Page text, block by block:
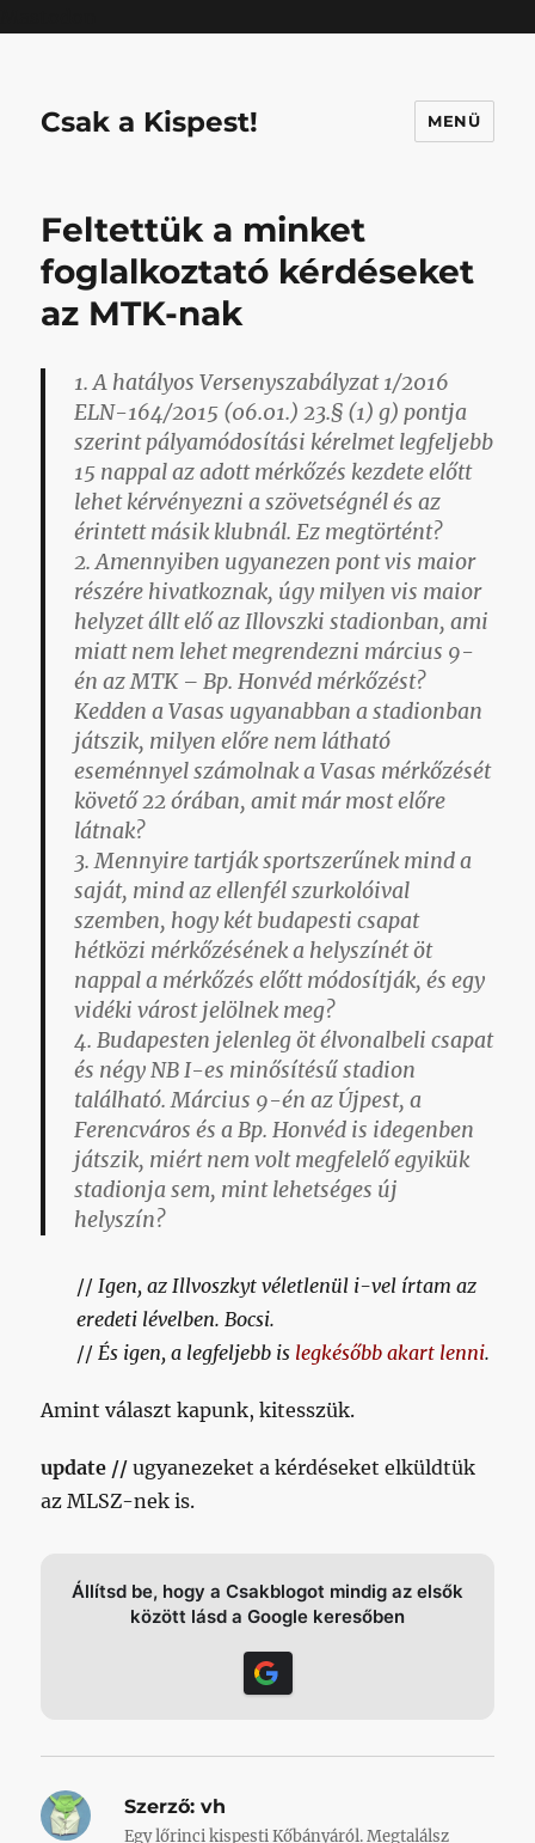
Csak a Kispest! MENÜ
Feltettük a minket
foglalkoztató kérdéseket
az MTK-nak
1. A hatályos Versenyszabályzat 1/2016
ELN-164/2015 (06.01.) 23.§ (1) g) pontja
szerint pályamódosítási kérelmet legfeljebb
15 nappal az adott mérkőzés kezdete előtt
lehet kérvényezni a szövetségnél és az
érintett másik klubnál. Ez megtörtént?
2. Amennyiben ugyanezen pont vis maior
részére hivatkoznak, úgy milyen vis maior
helyzet állt elő az Illovszki stadionban, ami
miatt nem lehet megrendezni március 9-
én az MTK – Bp. Honvéd mérkőzést?
Kedden a Vasas ugyanabban a stadionban
játszik, milyen előre nem látható
eseménnyel számolnak a Vasas mérkőzését
követő 22 órában, amit már most előre
látnak?
3. Mennyire tartják sportszerűnek mind a
saját, mind az ellenfél szurkolóival
szemben, hogy két budapesti csapat
hétközi mérkőzésének a helyszínét öt
nappal a mérkőzés előtt módosítják, és egy
vidéki várost jelölnek meg?
4. Budapesten jelenleg öt élvonalbeli csapat
és négy NB I-es minősítésű stadion
található. Március 9-én az Újpest, a
Ferencváros és a Bp. Honvéd is idegenben
játszik, miért nem volt megfelelő egyikük
stadionja sem, mint lehetséges új
helyszín?
//Igen, az Illvoszkyt véletlenül i-vel írtam az
eredeti lévelben. Bocsi.
//És igen, a legfeljebb is legkésőbb akart lenni.
Amint választ kapunk, kitesszük.
update //ugyanezeket a kérdéseket elküldtük
az MLSZ-nek is.
Állítsd be, hogy a Csakblogot mindig az elsők
között lásd a Google keresőben
Szerző: vh
Egy lőrinci kispesti Kőbányáról. Megtalálsz